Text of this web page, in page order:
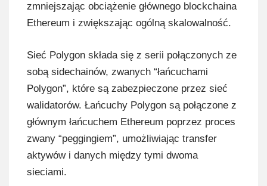
zmniejszając obciążenie głównego blockchaina
Ethereum i zwiększając ogólną skalowalność.
Sieć Polygon składa się z serii połączonych ze
sobą sidechainów, zwanych “łańcuchami
Polygon”, które są zabezpieczone przez sieć
walidatorów. Łańcuchy Polygon są połączone z
głównym łańcuchem Ethereum poprzez proces
zwany “peggingiem”, umożliwiając transfer
aktywów i danych między tymi dwoma
sieciami.